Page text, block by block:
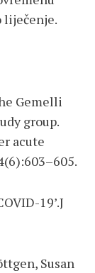
liječenje.
Gemelli
group.
acute
19’.J
Susan